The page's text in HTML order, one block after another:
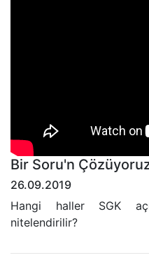
Bir Soru'n
26.09.2019
Hangi haller SGK
nitelendirilir?